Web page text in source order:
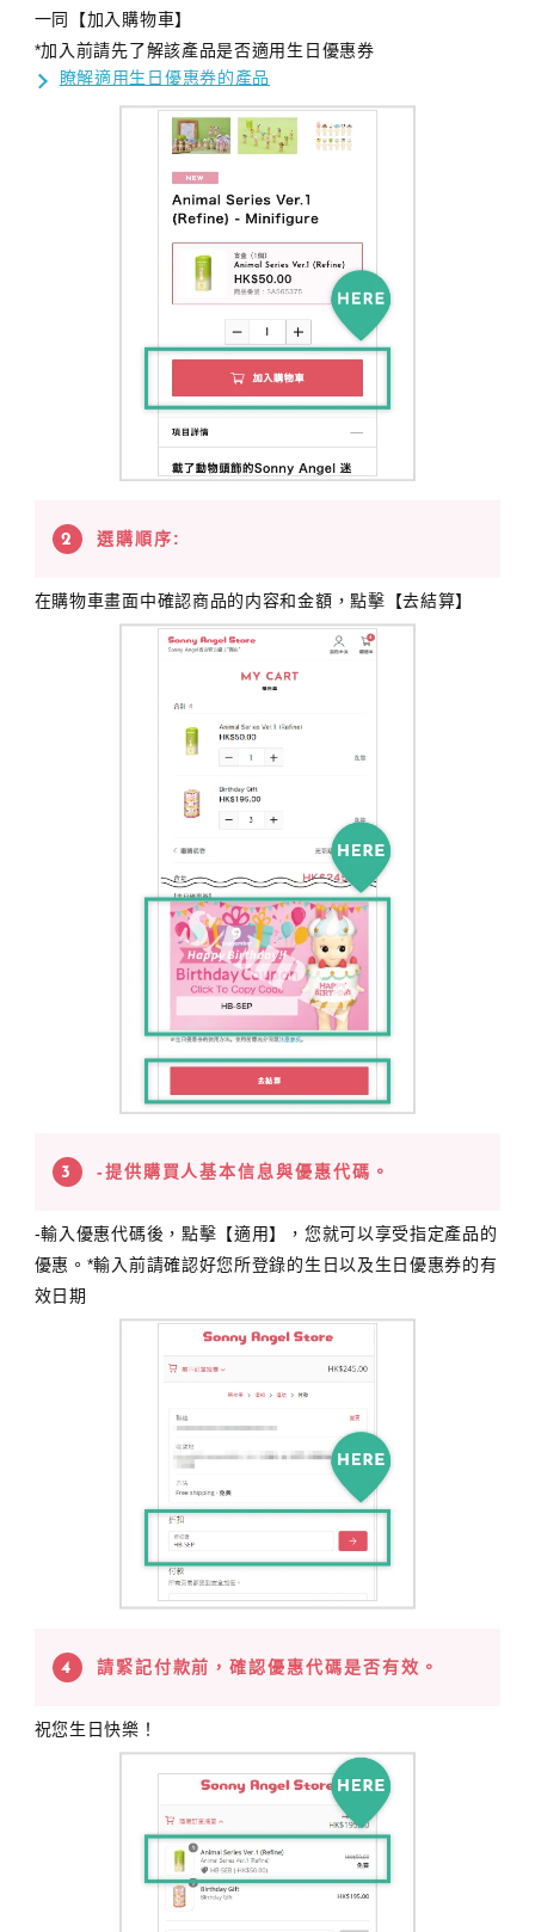
一同【加入購物車】
*加入前請先了解該產品是否適用生日優惠券
瞭解適用生日優惠券的產品
選購順序:
在購物車畫面中確認商品的内容和金額，點擊【去結算】
-提供購買人基本信息與優惠代碼。
-輸入優惠代碼後，點擊【適用】，您就可以享受指定產品的
優惠。*輸入前請確認好您所登錄的生日以及生日優惠券的有
效日期
請緊記付款前，確認優惠代碼是否有效。
祝您生日快樂！